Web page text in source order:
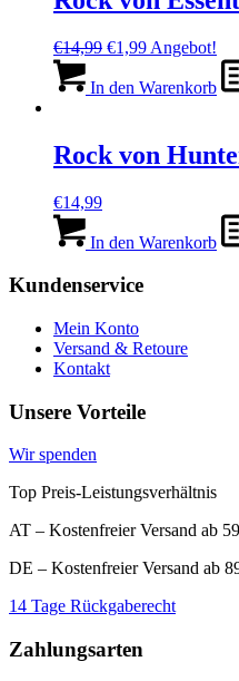
€14,99 Ursprünglicher
war:
€1,99Aktueller
ist:
Angebot!
In den Warenkorb
Rock von
€14,99
In den Warenkorb
Kundenservice
Mein Konto
Versand & Retoure
Kontakt
Unsere Vorteile
Wir spenden
Top Preis-Leistungsverhältnis
AT – Kostenfreier Versand ab
DE – Kostenfreier Versand ab
14 Tage Rückgaberecht
Zahlungsarten